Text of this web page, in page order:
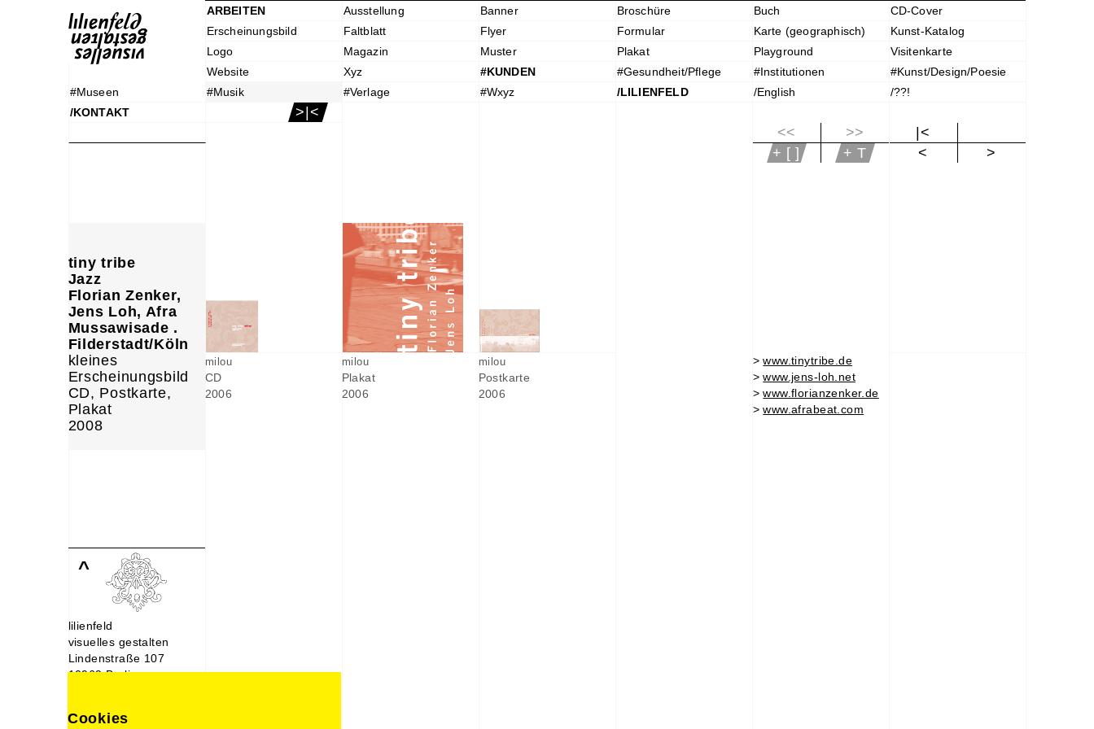
ARBEITEN Ausstellung Banner Broschüre Buch
CD-Cover
Erscheinungsbild
Faltblatt Flyer Formular Karte (geographisch)
Kunst-Katalog
Logo
Magazin Muster Plakat Playground
Visitenkarte
Website
Xyz #KUNDEN #Gesundheit/Pflege #Institutionen
#Kunst/Design/Poesie
#Museen
#Musik #Verlage #Wxyz /LILIENFELD /English
/??!
/KONTAKT
>|<
<<
>>
+ [ ]
+ T
|<
<
>
tiny tribe
Jazz
Florian Zenker,
Jens Loh, Afra
Mussawisade .
Filderstadt/Köln
kleines
Erscheinungsbild
CD, Postkarte,
Plakat
2008
milou
CD
2006
milou
Plakat
2006
milou
Postkarte
2006
>www.tinytribe.de
>www.jens-loh.net
>www.florianzenker.de
>www.afrabeat.com
^
lilienfeld
visuelles gestalten
Lindenstraße 107
10969 Berlin
design@lilien-feld.de
Cookies